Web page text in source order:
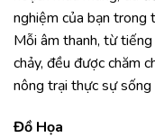
nghiệm của bạn trong
Mỗi âm thanh, từ
chảy, đều được chăm
nông trại thực sự sống
Đồ Họa